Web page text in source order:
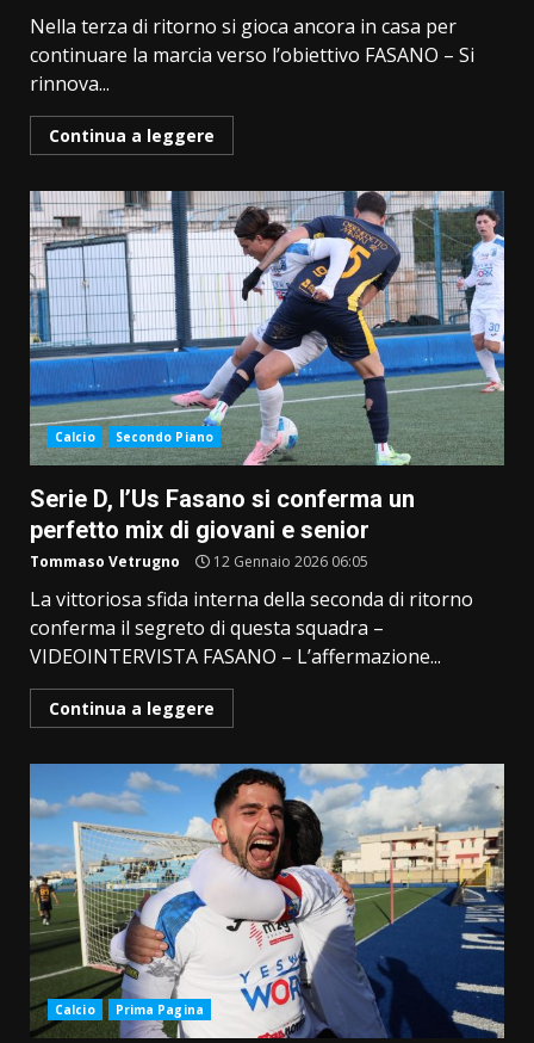
Nella terza di ritorno si gioca ancora in casa per
continuare la marcia verso l’obiettivo FASANO – Si
rinnova...
Continua a leggere
Calcio Secondo Piano
Serie D, l’Us Fasano si conferma un
perfetto mix di giovani e senior
Tommaso Vetrugno 12 Gennaio 2026 06:05
La vittoriosa sfida interna della seconda di ritorno
conferma il segreto di questa squadra –
VIDEOINTERVISTA FASANO – L’affermazione...
Continua a leggere
Calcio Prima Pagina